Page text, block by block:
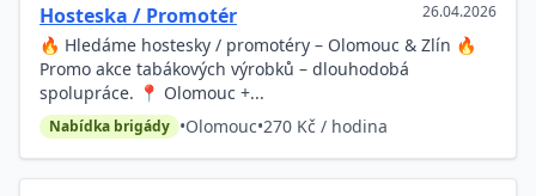
Hosteska / Promotér 26.04.2026
🔥 Hledáme hostesky / promotéry – Olomouc & Zlín 🔥
Promo akce tabákových výrobků – dlouhodobá
spolupráce. 📍 Olomouc +...
Nabídka brigády •Olomouc•270 Kč / hodina